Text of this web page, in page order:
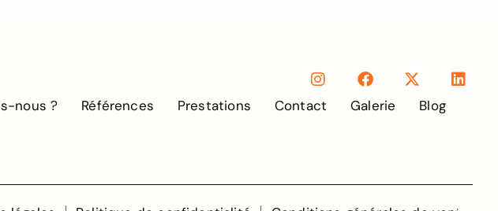
nous ? Références Prestations Contact Galerie Blog